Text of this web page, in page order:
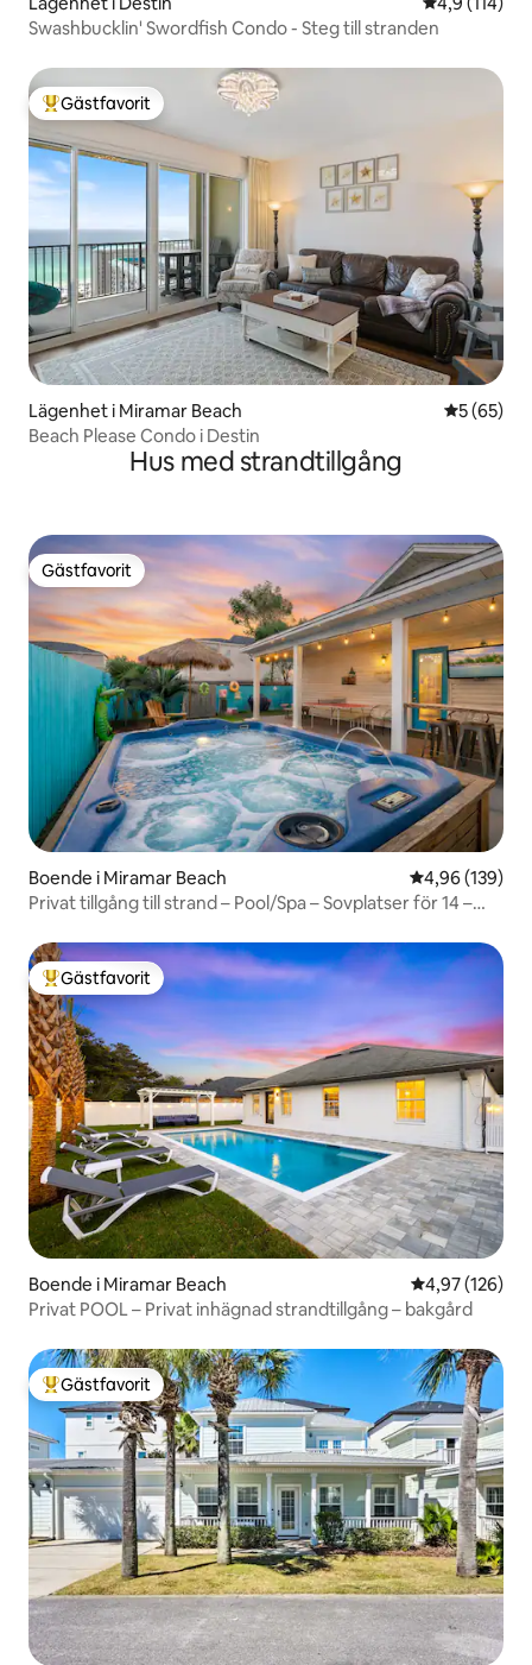
Swashbucklin' Swordfish Condo - Steg till stranden
Populär gästfavorit
Gästfavorit
Lägenhet i Miramar Beach 5 av 5 i
5 (65)
Beach Please Condo i Destin
Hus med strandtillgång
Gästfavorit
Gästfavorit
Boende i Miramar Beach 4,96 av 5 i
4,96 (139)
Privat tillgång till strand – Pool/Spa – Sovplatser för 14 –
Populär gästfavorit
Gästfavorit
Boende i Miramar Beach 4,97 av 5 i
4,97 (126)
Privat POOL – Privat inhägnad strandtillgång – bakgård
Populär gästfavorit
Gästfavorit